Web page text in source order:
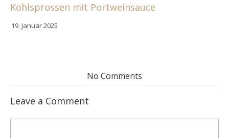
Kohlsprossen mit Portweinsauce
19. Januar 2025
No Comments
Leave a Comment